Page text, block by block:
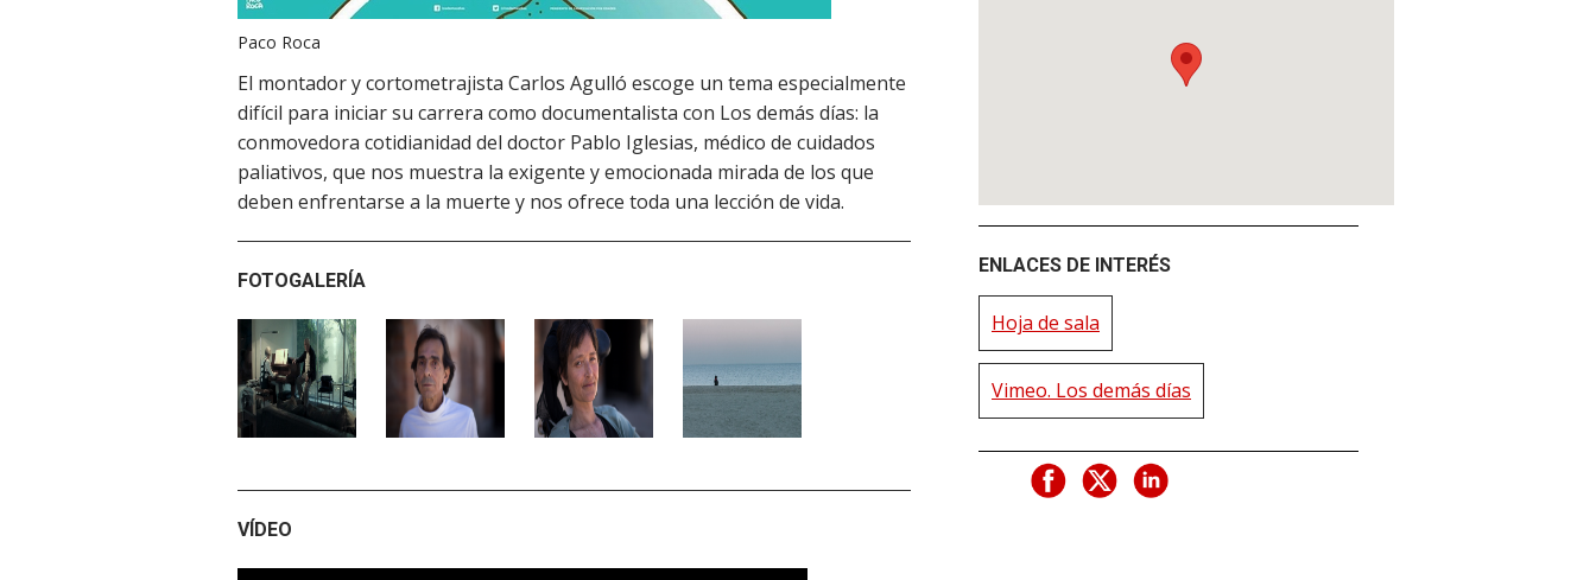
Paco Roca
El montador y cortometrajista Carlos Agulló escoge un tema especialmente
difícil para iniciar su carrera como documentalista con Los demás días: la
conmovedora cotidianidad del doctor Pablo Iglesias, médico de cuidados
paliativos, que nos muestra la exigente y emocionada mirada de los que
deben enfrentarse a la muerte y nos ofrece toda una lección de vida.
FOTOGALERÍA
VÍDEO
ENLACES DE INTERÉS
Hoja de sala
Vimeo. Los demás días